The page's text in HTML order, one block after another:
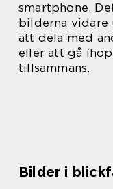
smartphone.
bilderna vidare
att dela med
eller att gå
tillsammans.
Bilder i